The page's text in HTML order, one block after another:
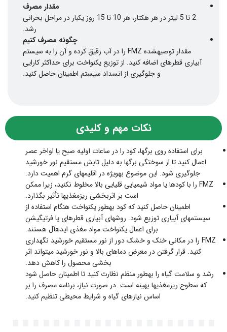
مقدار مصرف
2 تا 5 لیتر در هر هکتار، هر 10 تا 15 روز یکبار در مراحل بحرانی
رشد.
چگونه مصرف کنیم
مقدار توصیهشده FMZ را در آب رقیق کرده و آن را به سیستم
آبیاری قطرهای اضافه کنید. از توزیع یکنواخت برای حداکثر کارایی
و جلوگیری از انسداد سیستم اطمینان حاصل کنید.
نکات مهم و کلیدی
برای استفاده روی برگها، کود را در ساعات اولیه صبح یا اواخر عصر
اعمال کنید تا از سوختگی برگها به دلیل تابش مستقیم نور خورشید
جلوگیری شود. این موضوع بهویژه در اقلیمهای گرم اهمیت دارد.
FMZ را با کودها یا مواد شیمیایی قلیایی بالا مخلوط نکنید، زیرا ممکن
است بر اثربخشی ریزمغذیها تأثیر بگذارد.
اطمینان حاصل کنید که کود بهطور یکنواخت هنگام استفاده از
سیستمهای آبیاری توزیع شود. روشهای آبیاری قطرهای یا فرتیگیشن
برای اعمال یکنواخت مواد مغذی ایدهآل هستند.
FMZ را در مکانی خنک و خشک دور از نور مستقیم خورشید نگهداری
کنید. قرار گرفتن در معرض دماهای بالا و نور خورشید میتواند اثر
بخشی محصول را کاهش دهد.
رشد و سلامت گیاه را بهطور منظم نظارت کنید تا اطمینان حاصل شود
که سطوح ریزمغذیها بهینه است. در صورت نیاز، برنامه مصرف را بر
اساس نیازهای گیاه و شرایط محیطی تنظیم کنید.